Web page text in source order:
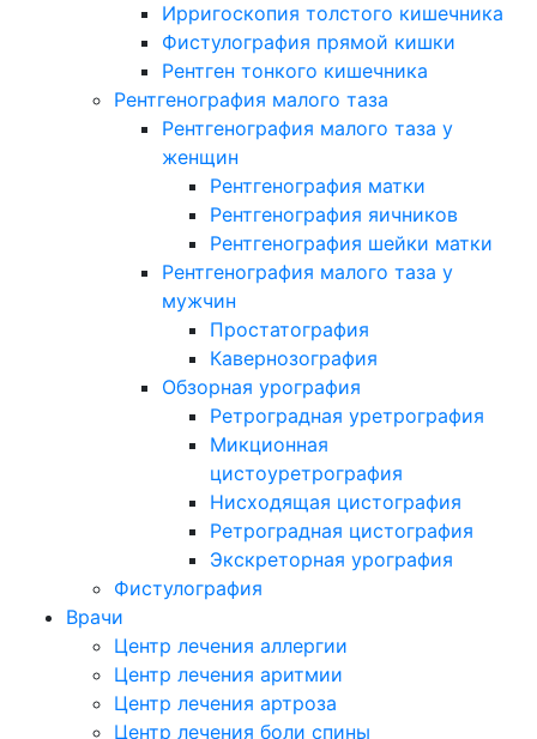
Ирригоскопия толстого кишечника
Фистулография прямой кишки
Рентген тонкого кишечника
Рентгенография малого таза
Рентгенография малого таза у
женщин
Рентгенография матки
Рентгенография яичников
Рентгенография шейки матки
Рентгенография малого таза у
мужчин
Простатография
Кавернозография
Обзорная урография
Ретроградная уретрография
Микционная
цистоуретрография
Нисходящая цистография
Ретроградная цистография
Экскреторная урография
Фистулография
Врачи
Центр лечения аллергии
Центр лечения аритмии
Центр лечения артроза
Центр лечения боли спины